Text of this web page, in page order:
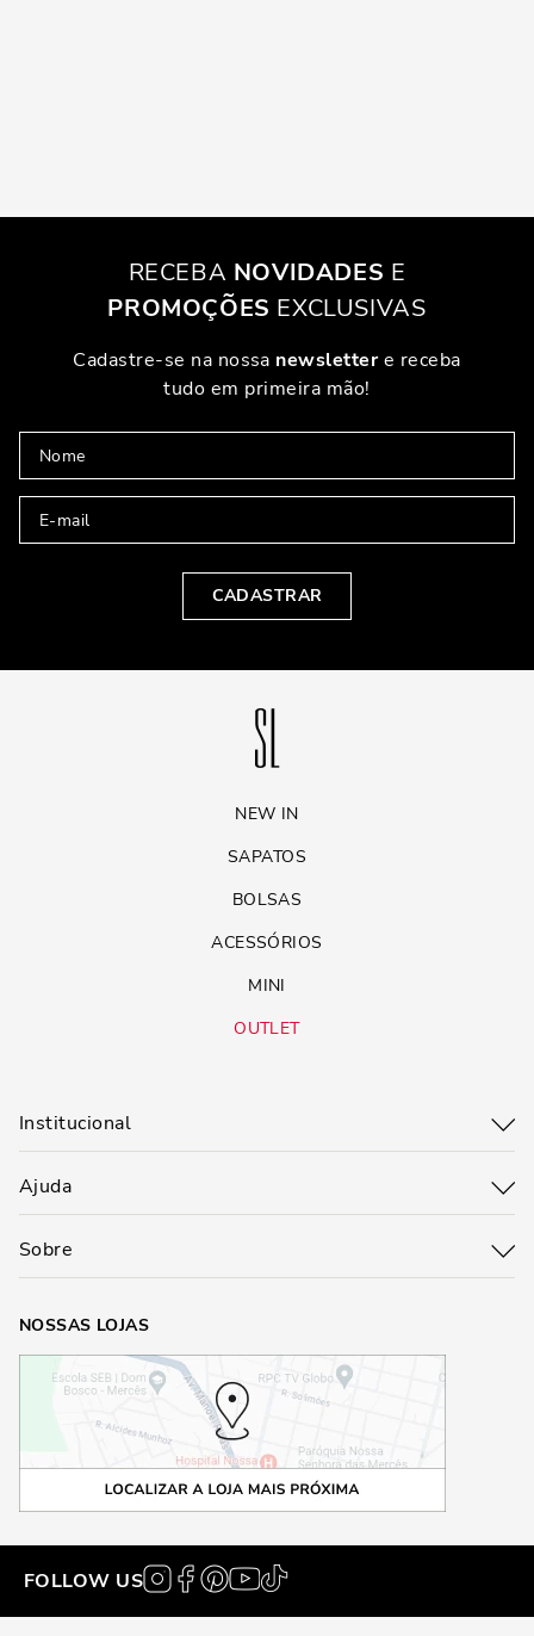
RECEBA NOVIDADES E
PROMOÇÕES EXCLUSIVAS
Cadastre-se na nossa newslettere receba
tudo em primeira mão!
CADASTRAR
NEW IN
SAPATOS
BOLSAS
ACESSÓRIOS
MINI
OUTLET
Institucional
Ajuda
Sobre
NOSSAS LOJAS
FOLLOW US